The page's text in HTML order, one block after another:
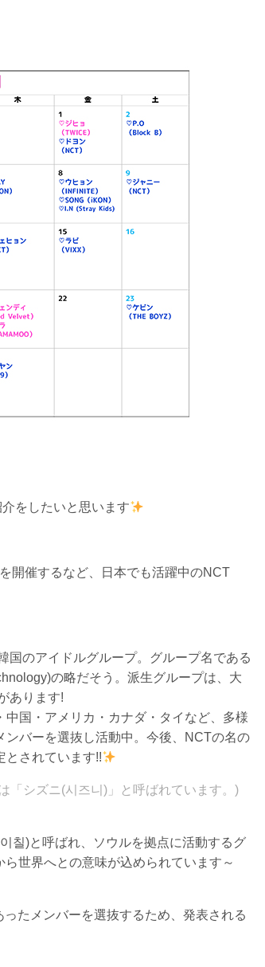
をしたいと思います
開催するなど、日本でも活躍中のNCT
国のアイドルグループ。グループ名である
の略だそう。派生グループは、大
あります!
中国・アメリカ・カナダ・タイなど、多様
バーを選抜し活動中。今後、NCTの名の
とされています!!
「シズニ(시즈니)」と呼ばれています。)
칠)と呼ばれ、ソウルを拠点に活動するグ
世界へとの意味が込められています～
たメンバーを選抜するため、発表される